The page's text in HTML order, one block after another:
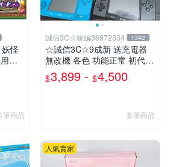
徽
量釋
筆商品
誠信3C☆統編36972534 1342
☆誠信3C☆9成新 送充電器
無改機 各色 功能正常 初代
小 3DS 主機 二手 賣3千8~4
千8也可用各式物品換
$3,899 - $4,500
多筆商品
人氣賣家